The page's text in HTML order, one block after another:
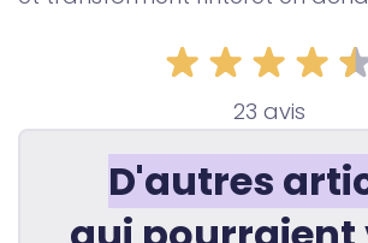
23 avis
D'autres